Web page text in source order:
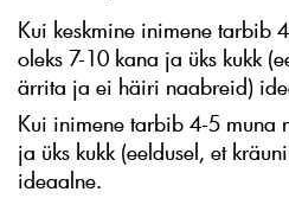
Kui keskmine inimene tarbib
oleks 7-10 kana ja üks kukk
ärrita ja ei häiri naabreid)
Kui inimene tarbib 4-5 muna
ja üks kukk (eeldusel, et
ideaalne.